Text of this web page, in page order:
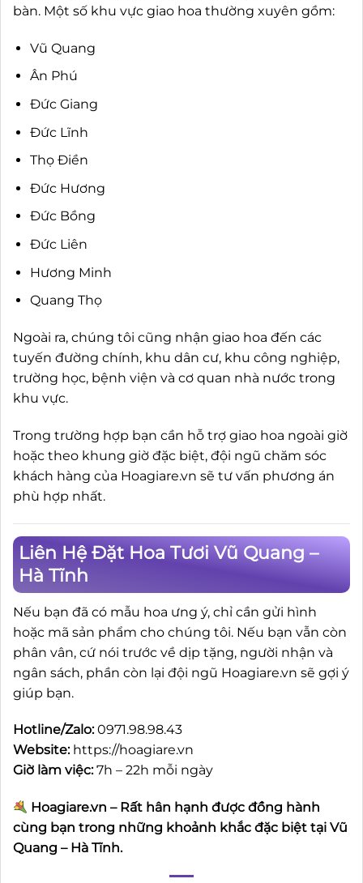
bàn. Một số khu vực giao hoa thường xuyên gồm:
Vũ Quang
Ân Phú
Đức Giang
Đức Lĩnh
Thọ Điền
Đức Hương
Đức Bồng
Đức Liên
Hương Minh
Quang Thọ
Ngoài ra, chúng tôi cũng nhận giao hoa đến các
tuyến đường chính, khu dân cư, khu công nghiệp,
trường học, bệnh viện và cơ quan nhà nước trong
khu vực.
Trong trường hợp bạn cần hỗ trợ giao hoa ngoài giờ
hoặc theo khung giờ đặc biệt, đội ngũ chăm sóc
khách hàng của Hoagiare.vn sẽ tư vấn phương án
phù hợp nhất.
Liên Hệ Đặt Hoa Tươi Vũ Quang –
Hà Tĩnh
Nếu bạn đã có mẫu hoa ưng ý, chỉ cần gửi hình
hoặc mã sản phẩm cho chúng tôi. Nếu bạn vẫn còn
phân vân, cứ nói trước về dịp tặng, người nhận và
ngân sách, phần còn lại đội ngũ Hoagiare.vn sẽ gợi ý
giúp bạn.
Hotline/Zalo:0971.98.98.43
Website: https://hoagiare.vn
Giờ làm việc:7h – 22h mỗi ngày
Hoagiare.vn – Rất hân hạnh được đồng hành
cùng bạn trong những khoảnh khắc đặc biệt tại Vũ
Quang – Hà Tĩnh.